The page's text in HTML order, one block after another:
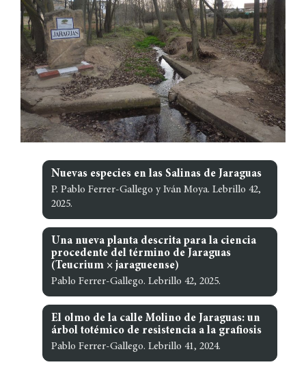
Nuevas especies en las Salinas de Jaraguas
P. Pablo Ferrer-Gallego y Iván Moya. Lebrillo 42,
2025.
Una nueva planta descrita para la ciencia
procedente del término de Jaraguas
(Teucrium × jaragueense)
Pablo Ferrer-Gallego. Lebrillo 42, 2025.
El olmo de la calle Molino de Jaraguas: un
árbol totémico de resistencia a la grafiosis
Pablo Ferrer-Gallego. Lebrillo 41, 2024.